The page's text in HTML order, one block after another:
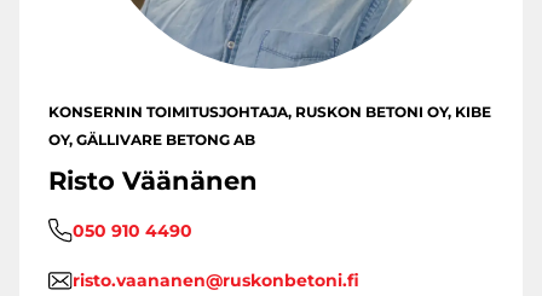
KONSERNIN TOIMITUSJOHTAJA, RUSKON BETONI OY, KIBE
OY, GÄLLIVARE BETONG AB
Risto Väänänen
050 910 4490
risto.vaananen@ruskonbetoni.fi